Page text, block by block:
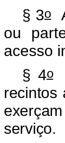
§ 3o
ou
acesso
§ 4o
recintos
serviço.